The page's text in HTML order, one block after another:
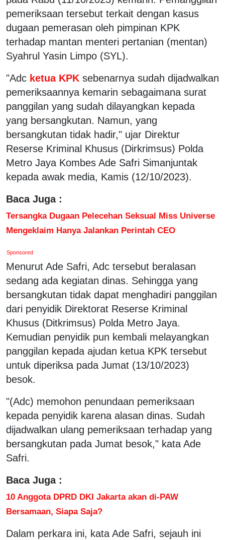
pemeriksaan tersebut terkait dengan kasus
dugaan pemerasan oleh pimpinan KPK
terhadap mantan menteri pertanian (mentan)
Syahrul Yasin Limpo (SYL).
"Adc ketua KPK sebenarnya sudah dijadwalkan
pemeriksaannya kemarin sebagaimana surat
panggilan yang sudah dilayangkan kepada
yang bersangkutan. Namun, yang
bersangkutan tidak hadir," ujar Direktur
Reserse Kriminal Khusus (Dirkrimsus) Polda
Metro Jaya Kombes Ade Safri Simanjuntak
kepada awak media, Kamis (12/10/2023).
Baca Juga :
Tersangka Dugaan Pelecehan Seksual Miss Universe
Mengeklaim Hanya Jalankan Perintah CEO
Sponsored
Menurut Ade Safri, Adc tersebut beralasan
sedang ada kegiatan dinas. Sehingga yang
bersangkutan tidak dapat menghadiri panggilan
dari penyidik Direktorat Reserse Kriminal
Khusus (Ditkrimsus) Polda Metro Jaya.
Kemudian penyidik pun kembali melayangkan
panggilan kepada ajudan ketua KPK tersebut
untuk diperiksa pada Jumat (13/10/2023)
besok.
"(Adc) memohon penundaan pemeriksaan
kepada penyidik karena alasan dinas. Sudah
dijadwalkan ulang pemeriksaan terhadap yang
bersangkutan pada Jumat besok," kata Ade
Safri.
Baca Juga :
10 Anggota DPRD DKI Jakarta akan di-PAW
Bersamaan, Siapa Saja?
Dalam perkara ini, kata Ade Safri, sejauh ini